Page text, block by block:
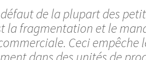
de la plupart des
la fragmentation et le
Ceci